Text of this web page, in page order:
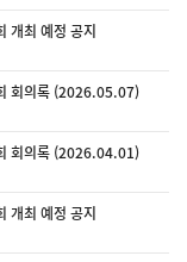
개최 예정 공지
회의록 (2026.05.07)
회의록 (2026.04.01)
개최 예정 공지